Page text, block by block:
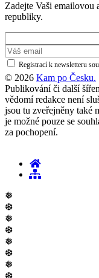
Zadejte Vaši emailovou
republiky.
Registrací k newsletteru
© 2026 Kam po Česku.
Publikování či další
vědomí redakce není
jsou tu zveřejněny také
je možné pouze se
za pochopení.
❅
❆
❅
❆
❅
❆
❅